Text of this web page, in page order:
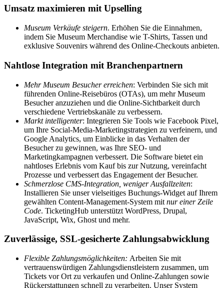
Umsatz maximieren mit Upselling
Museum Verkäufe steigern. Erhöhen Sie die Einnahmen,
indem Sie Museum Merchandise wie T-Shirts, Tassen und
exklusive Souvenirs während des Online-Checkouts anbieten.
Nahtlose Integration mit Branchenpartnern
Mehr Museum Besucher erreichen: Verbinden Sie sich mit
führenden Online-Reisebüros (OTAs), um mehr Museum
Besucher anzuziehen und die Online-Sichtbarkeit durch
verschiedene Vertriebskanäle zu verbessern.
Markt intelligenter: Integrieren Sie Tools wie Facebook Pixel,
um Ihre Social-Media-Marketingstrategien zu verfeinern, und
Google Analytics, um Einblicke in das Verhalten der
Besucher zu gewinnen, was Ihre SEO- und
Marketingkampagnen verbessert. Die Software bietet ein
nahtloses Erlebnis vom Kauf bis zur Nutzung, vereinfacht
Prozesse und verbessert das Engagement der Besucher.
Schmerzlose CMS-Integration, weniger Ausfallzeiten:
Installieren Sie unser vielseitiges Buchungs-Widget auf Ihrem
gewählten Content-Management-System mit nur einer Zeile
Code. TicketingHub unterstützt WordPress, Drupal,
JavaScript, Wix, Ghost und mehr.
Zuverlässige, SSL-gesicherte Zahlungsabwicklung
Flexible Zahlungsmöglichkeiten: Arbeiten Sie mit
vertrauenswürdigen Zahlungsdienstleistern zusammen, um
Tickets vor Ort zu verkaufen und Online-Zahlungen sowie
Rückerstattungen schnell zu verarbeiten. Unser System